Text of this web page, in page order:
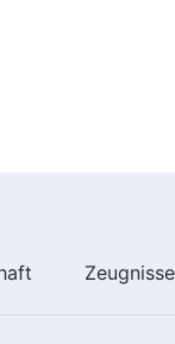
Zeugnisse